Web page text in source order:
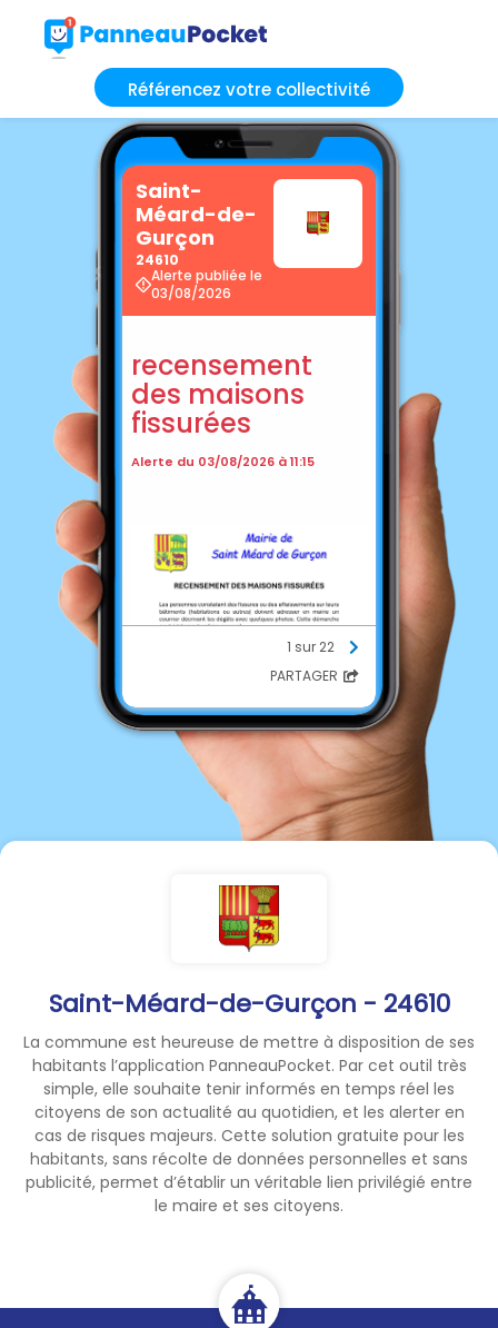
Référencez votre collectivité
Saint-Méard-de-Gurçon - 24610
La commune est heureuse de mettre à disposition de ses
habitants l’application PanneauPocket. Par cet outil très
simple, elle souhaite tenir informés en temps réel les
citoyens de son actualité au quotidien, et les alerter en
cas de risques majeurs. Cette solution gratuite pour les
habitants, sans récolte de données personnelles et sans
publicité, permet d’établir un véritable lien privilégié entre
le maire et ses citoyens.
Saint-
Méard-de-
Gurçon
24610
Alerte publiée le
03/08/2026
recensement
des maisons
fissurées
Alerte du 03/08/2026 à 11:15
1 sur 22
PARTAGER